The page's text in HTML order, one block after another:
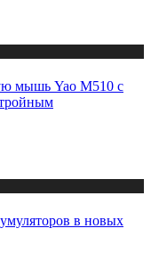
мышь Yao M510 с
в новых